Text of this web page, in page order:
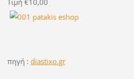
Τιμή €10,00
πηγή : diastixo.gr